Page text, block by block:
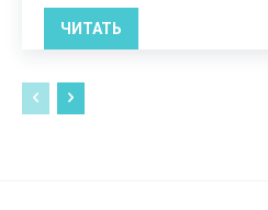
ЧИТАТЬ